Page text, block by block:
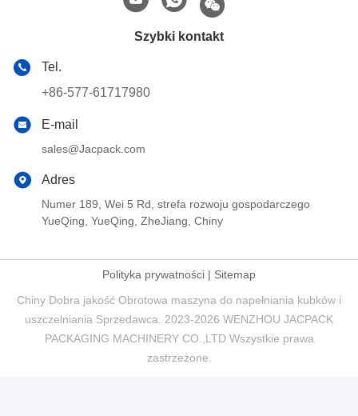
Szybki kontakt
Tel.
+86-577-61717980
E-mail
sales@Jacpack.com
Adres
Numer 189, Wei 5 Rd, strefa rozwoju gospodarczego
YueQing, YueQing, ZheJiang, Chiny
Polityka prywatności | Sitemap
Chiny Dobra jakość Obrotowa maszyna do napełniania kubków i
uszczelniania Sprzedawca. 2023-2026 WENZHOU JACPACK
PACKAGING MACHINERY CO.,LTD Wszystkie prawa
zastrzeżone.